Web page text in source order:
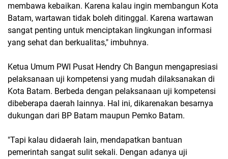
membawa kebaikan. Karena kalau ingin membangun Kota
Batam, wartawan tidak boleh ditinggal. Karena wartawan
sangat penting untuk menciptakan lingkungan informasi
yang sehat dan berkualitas," imbuhnya.
Ketua Umum PWI Pusat Hendry Ch Bangun mengapresiasi
pelaksanaan uji kompetensi yang mudah dilaksanakan di
Kota Batam. Berbeda dengan pelaksanaan uji kompetensi
dibeberapa daerah lainnya. Hal ini, dikarenakan besarnya
dukungan dari BP Batam maupun Pemko Batam.
"Tapi kalau didaerah lain, mendapatkan bantuan
pemerintah sangat sulit sekali. Dengan adanya uji